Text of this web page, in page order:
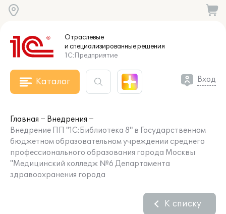
Отраслевые
и специализированныерешения
1С:Предприятие
Каталог Вход
Главная
Внедрения
Внедрение ПП "1С:Библиотека 8" в Государственном
бюджетном образовательном учреждении среднего
профессионального образования города Москвы
"Медицинский колледж №6 Департамента
здравоохранения города
К списку